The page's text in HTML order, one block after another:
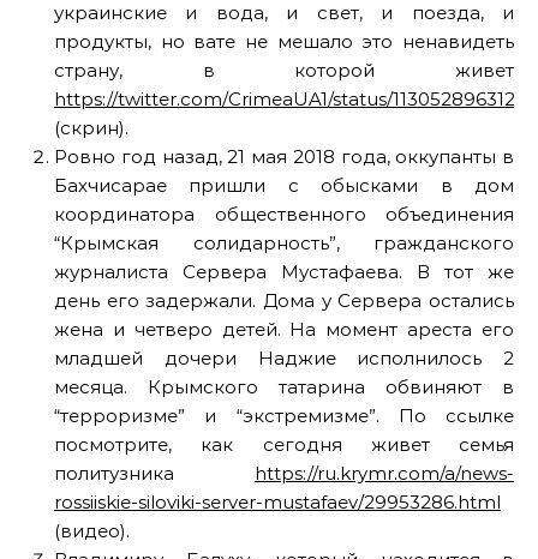
украинские и вода, и свет, и поезда, и
продукты, но вате не мешало это ненавидеть
страну, в которой живет
https://twitter.com/CrimeaUA1/status/
(скрин).
Ровно год назад, 21 мая 2018 года, оккупанты в
Бахчисарае пришли с обысками в дом
координатора общественного объединения
“Крымская солидарность”, гражданского
журналиста Сервера Мустафаева. В тот же
день его задержали. Дома у Сервера остались
жена и четверо детей. На момент ареста его
младшей дочери Наджие исполнилось 2
месяца. Крымского татарина обвиняют в
“терроризме” и “экстремизме”. По ссылке
посмотрите, как сегодня живет семья
политузника https://ru.krymr.com/a/news-
rossiiskie-siloviki-server-mustafaev/29953286.html
(видео).